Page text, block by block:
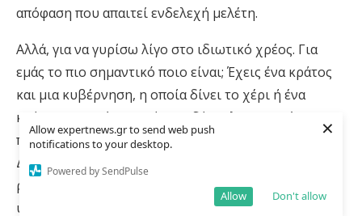
Allow expertnews.gr to send web push
notifications to your desktop.
Powered by SendPulse
Don't allow
Allow
×
απόφαση που απαιτεί ενδελεχή μελέτη.
Αλλά, για να γυρίσω λίγο στο ιδιωτικό χρέος. Για
εμάς το πιο σημαντικό ποιο είναι; Έχεις ένα κράτος
και μια κυβέρνηση, η οποία δίνει το χέρι ή ένα
κράτος το οποίο κουνάει το δάχτυλο; Για εμένα η
πολιτική και για τον Πρωθυπουργό είναι το πρώτο.
Δίνεις το χέρι. Σε εκείνους οι οποίοι θέλουν να
ρυθμίσουν τις υποχρεώσεις τους που συσσώρευσαν
υποχρεώσεις στα χρόνια της κρίσης και πολύ απλά